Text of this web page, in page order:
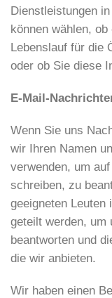
Dienstleistungen
können wählen,
Lebenslauf für die
oder ob Sie diese
E-Mail-
Wenn Sie uns
wir Ihren Namen
verwenden, um
schreiben, zu
geeigneten Leuten
geteilt werden, um
beantworten und
die wir anbieten.
Wir haben einen